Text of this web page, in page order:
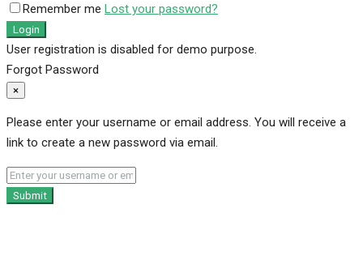
Remember me Lost your password?
Login
User registration is disabled for demo purpose.
Forgot Password
×
Please enter your username or email address. You will receive a
link to create a new password via email.
Submit